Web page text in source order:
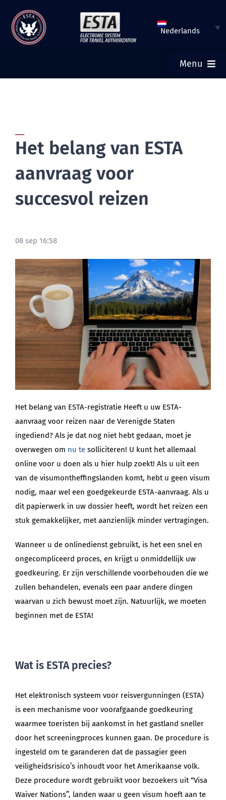
naar
Nederlands
Menu
ESTA-STATUS CONTROLEREN
TOERISTENVISUM
BLOG
Het belang van ESTA
aanvraag voor
succesvol reizen
08 sep 16:58
Het belang van ESTA-registratie Heeft u uw ESTA-
aanvraag voor reizen naar de Verenigde Staten
ingediend? Als je dat nog niet hebt gedaan, moet je
overwegen om nu tesolliciteren! U kunt het allemaal
online voor u doen als u hier hulp zoekt! Als u uit een
van de visumontheffingslanden komt, hebt u geen visum
nodig, maar wel een goedgekeurde ESTA-aanvraag. Als u
dit papierwerk in uw dossier heeft, wordt het reizen een
stuk gemakkelijker, met aanzienlijk minder vertragingen.
Wanneer u de onlinedienst gebruikt, is het een snel en
ongecompliceerd proces, en krijgt u onmiddellijk uw
goedkeuring. Er zijn verschillende voorbehouden die we
zullen behandelen, evenals een paar andere dingen
waarvan u zich bewust moet zijn. Natuurlijk, we moeten
beginnen met de ESTA!
Wat is ESTA precies?
Het elektronisch systeem voor reisvergunningen (ESTA)
is een mechanisme voor voorafgaande goedkeuring
waarmee toeristen bij aankomst in het gastland sneller
door het screeningproces kunnen gaan. De procedure is
ingesteld om te garanderen dat de passagier geen
veiligheidsrisico’s inhoudt voor het Amerikaanse volk.
Deze procedure wordt gebruikt voor bezoekers uit “Visa
Waiver Nations”, landen waar u geen visum hoeft aan te